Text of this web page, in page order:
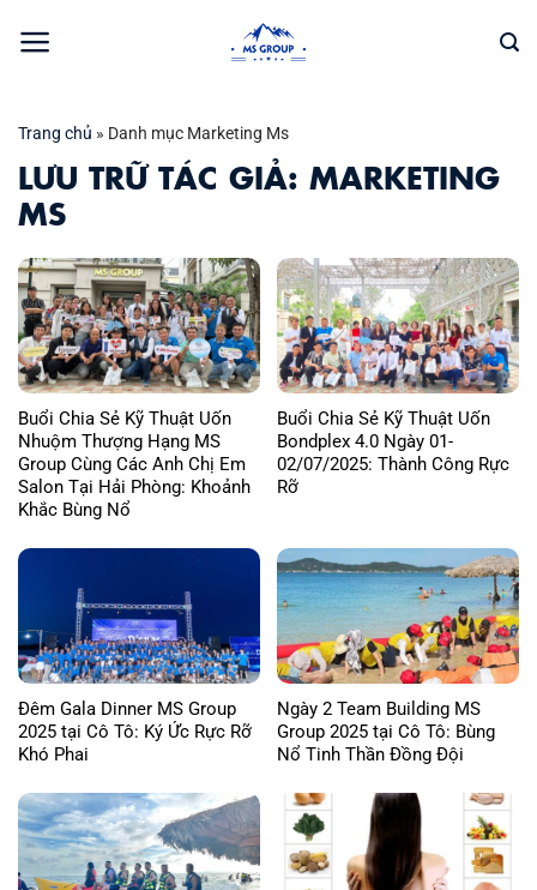
qua
Trang chủ » Danh mục Marketing Ms
LƯU TRỮ TÁC GIẢ: MARKETING
MS
Buổi Chia Sẻ Kỹ Thuật Uốn
Nhuộm Thượng Hạng MS
Group Cùng Các Anh Chị Em
Salon Tại Hải Phòng: Khoảnh
Khắc Bùng Nổ
Buổi Chia Sẻ Kỹ Thuật Uốn
Bondplex 4.0 Ngày 01-
02/07/2025: Thành Công Rực
Rỡ
Đêm Gala Dinner MS Group
2025 tại Cô Tô: Ký Ức Rực Rỡ
Khó Phai
Ngày 2 Team Building MS
Group 2025 tại Cô Tô: Bùng
Nổ Tinh Thần Đồng Đội